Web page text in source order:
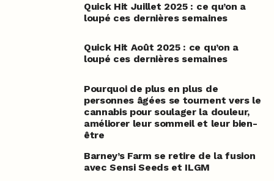
Quick Hit Juillet 2025 : ce qu’on a
loupé ces dernières semaines
Quick Hit Août 2025 : ce qu’on a
loupé ces dernières semaines
Pourquoi de plus en plus de
personnes âgées se tournent vers le
cannabis pour soulager la douleur,
améliorer leur sommeil et leur bien-
être
Barney’s Farm se retire de la fusion
avec Sensi Seeds et ILGM